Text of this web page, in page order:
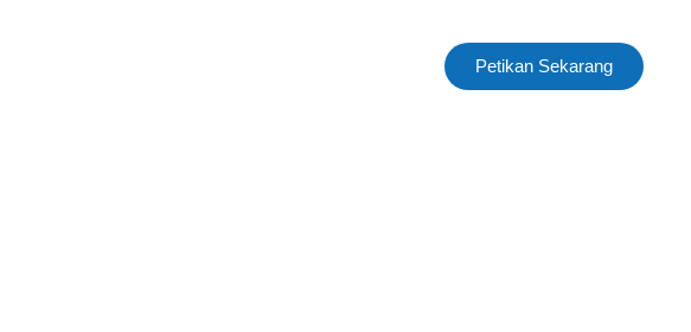
Petikan Sekarang